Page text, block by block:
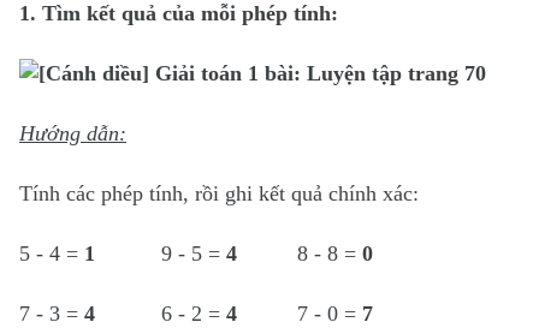
1. Tìm kết quả của mỗi phép tính:
Hướng dẫn:
Tính các phép tính, rồi ghi kết quả chính xác:
5 - 4 = 1 9 - 5 = 4 8 - 8 = 0
7 - 3 = 4 6 - 2 = 4 7 - 0 = 7